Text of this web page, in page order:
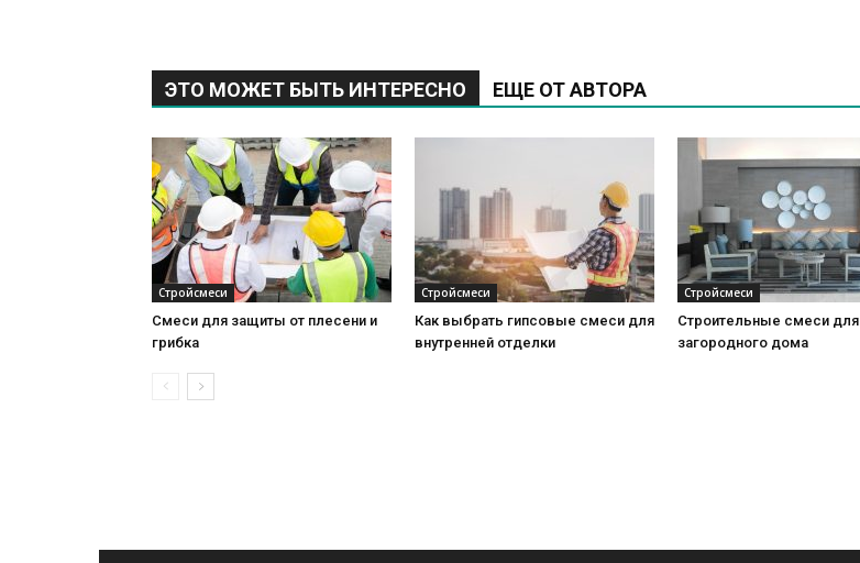
ЭТО МОЖЕТ БЫТЬ ИНТЕРЕСНО ЕЩЕ ОТ АВТОРА
Стройсмеси
Смеси для защиты от плесени и
грибка
Стройсмеси
Как выбрать гипсовые смеси для
внутренней отделки
Стройсмеси
Строительные смеси для
загородного дома